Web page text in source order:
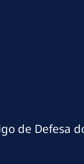
de Defesa